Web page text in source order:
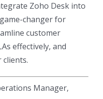
Zoho Desk into
changer for
customer
effectively, and
Manager,